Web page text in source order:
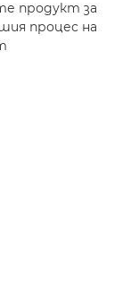
продукт за
процес на